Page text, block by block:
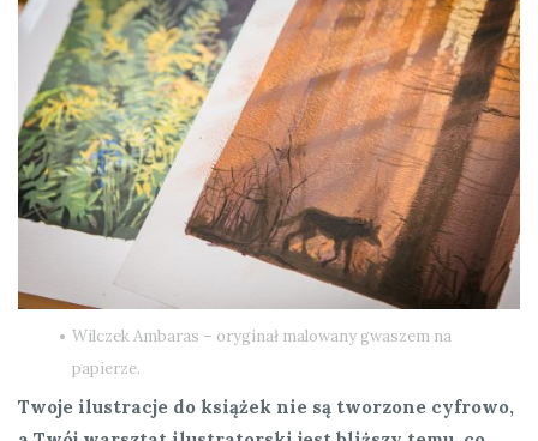
Wilczek Ambaras – oryginał malowany gwaszem na
papierze.
Twoje ilustracje do książek nie są tworzone cyfrowo,